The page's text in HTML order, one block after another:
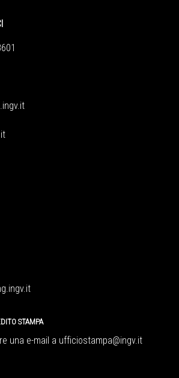
it
STAMPA
una e-mail a ufficiostampa@ingv.it